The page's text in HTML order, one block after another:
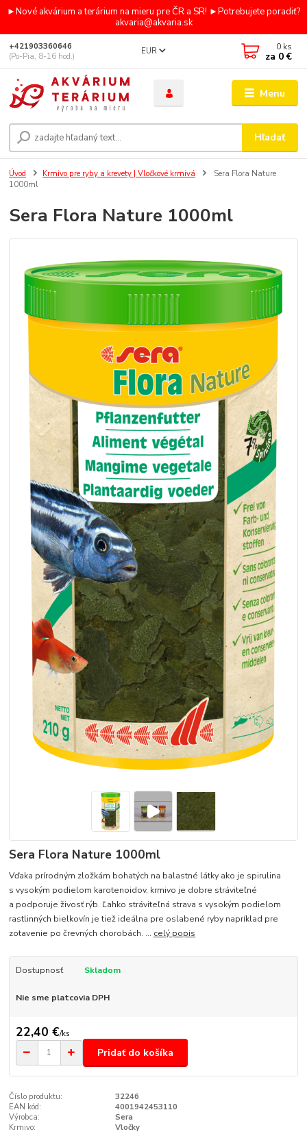
►Nové akvárium a terárium na mieru pre ČR a SR! ►Potrebujete poradiť?
akvaria@akvaria.sk
Menu
EUR
Hľadať
+421903360646
(Po-Pia, 8-16 hod.)
0 ks
za 0 €
Úvod Krmivo pre ryby a krevety | Vločkové krmivá
Sera Flora Nature
1000ml
Sera Flora Nature 1000ml
Sera Flora Nature 1000ml
Vďaka prírodným zložkám bohatých na balastné látky ako je spirulina
s vysokým podielom karotenoidov, krmivo je dobre stráviteľné
a podporuje živosť rýb. Ľahko stráviteľná strava s vysokým podielom
rastlinných bielkovín je tiež ideálna pre oslabené ryby napríklad pre
zotavenie po črevných chorobách. ... celý popis
Dostupnosť Skladom
Nie sme platcovia DPH
22,40 €/ks
Pridať do košíka
Číslo produktu:
32246
EAN kód:
4001942453110
Výrobca:
Sera
Krmivo:
Vločky